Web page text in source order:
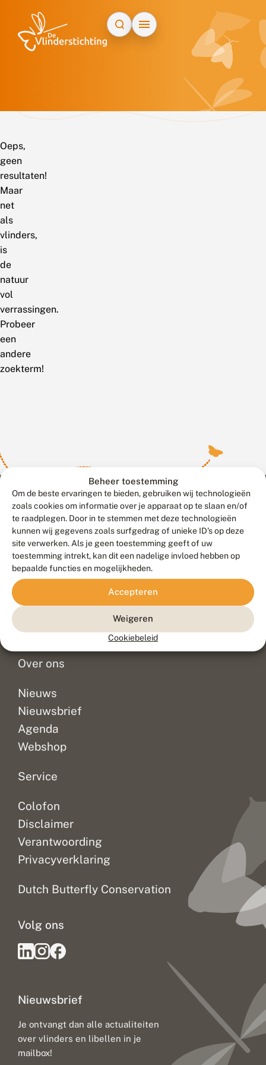
Beheer toestemming
Om de beste ervaringen te bieden, gebruiken wij technologieën
zoals cookies om informatie over je apparaat op te slaan en/of
te raadplegen. Door in te stemmen met deze technologieën
kunnen wij gegevens zoals surfgedrag of unieke ID's op deze
site verwerken. Als je geen toestemming geeft of uw
toestemming intrekt, kan dit een nadelige invloed hebben op
bepaalde functies en mogelijkheden.
Accepteren
Weigeren
Cookiebeleid
Oeps,
geen
resultaten!
Maar
net
als
vlinders,
is
de
natuur
vol
verrassingen.
Probeer
een
andere
zoekterm!
Contact
Veelgestelde vragen
Doneer
Over ons
Nieuws
Nieuwsbrief
Agenda
Webshop
Service
Colofon
Disclaimer
Verantwoording
Privacyverklaring
Dutch Butterfly Conservation
Nieuwsbrief
Je ontvangt dan alle actualiteiten
over vlinders en libellen in je
mailbox!
Volg ons
Meld waarnemingen© 2026 Vlinderstichting
Duurzaam ontwikkeld door
Go2People
, ontworpen door
Blue Field Agency
Privacy
Disclaimer
Sitemap